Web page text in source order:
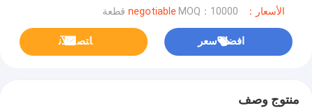
الأسعار：negotiable MOQ：10000 قطعة
افضل سعر ﺎﺘﺼﻟ ﺍﻶﻧ
منتوج وصف